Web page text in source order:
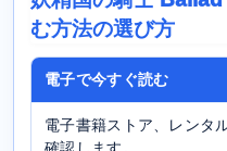
む方法の選び方
電子で今すぐ読む
電子書籍ストア、レンタ